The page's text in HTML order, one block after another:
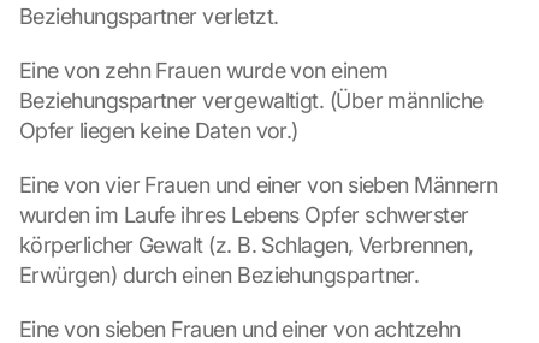
Beziehungspartner verletzt.
Eine von zehn Frauen wurde von einem
Beziehungspartner vergewaltigt. (Über männliche
Opfer liegen keine Daten vor.)
Eine von vier Frauen und einer von sieben Männern
wurden im Laufe ihres Lebens Opfer schwerster
körperlicher Gewalt (z. B. Schlagen, Verbrennen,
Erwürgen) durch einen Beziehungspartner.
Eine von sieben Frauen und einer von achtzehn